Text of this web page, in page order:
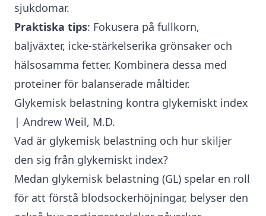
sjukdomar.
Praktiska tips: Fokusera på fullkorn,
baljväxter, icke-stärkelserika grönsaker och
hälsosamma fetter. Kombinera dessa med
proteiner för balanserade måltider.
Glykemisk belastning kontra glykemiskt index
| Andrew Weil, M.D.
Vad är glykemisk belastning och hur skiljer
den sig från glykemiskt index?
Medan glykemisk belastning (GL) spelar en roll
för att förstå blodsockerhöjningar, belyser den